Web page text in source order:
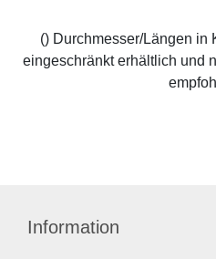
() Durchmesser/Längen in
eingeschränkt erhältlich und
Information